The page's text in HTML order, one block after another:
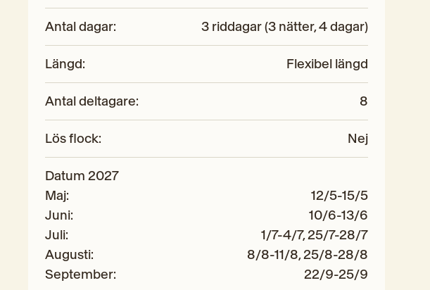
Antal dagar: 3 riddagar (3 nätter, 4 dagar)
Längd: Flexibel längd
Antal deltagare: 8
Lös flock: Nej
Datum 2027
Maj:
12/5-15/5
Juni:
10/6-13/6
Juli:
1/7-4/7, 25/7-28/7
Augusti:
8/8-11/8, 25/8-28/8
September: 22/9-25/9